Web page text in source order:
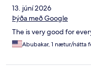
13. júní 2026
Þýða með Google
The is very good for
Abubakar, 1 nætur/nátta